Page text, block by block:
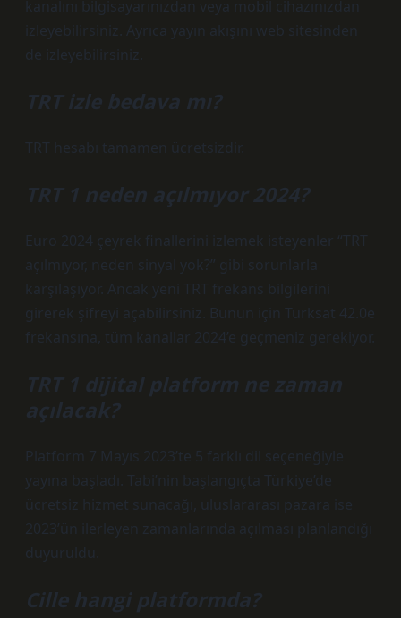
kanalını bilgisayarınızdan veya mobil cihazınızdan
izleyebilirsiniz. Ayrıca yayın akışını web sitesinden
de izleyebilirsiniz.
TRT izle bedava mı?
TRT hesabı tamamen ücretsizdir.
TRT 1 neden açılmıyor 2024?
Euro 2024 çeyrek finallerini izlemek isteyenler “TRT
açılmıyor, neden sinyal yok?” gibi sorunlarla
karşılaşıyor. Ancak yeni TRT frekans bilgilerini
girerek şifreyi açabilirsiniz. Bunun için Turksat 42.0e
frekansına, tüm kanallar 2024’e geçmeniz gerekiyor.
TRT 1 dijital platform ne zaman
açılacak?
Platform 7 Mayıs 2023’te 5 farklı dil seçeneğiyle
yayına başladı. Tabi’nin başlangıçta Türkiye’de
ücretsiz hizmet sunacağı, uluslararası pazara ise
2023’ün ilerleyen zamanlarında açılması planlandığı
duyuruldu.
Cille hangi platformda?